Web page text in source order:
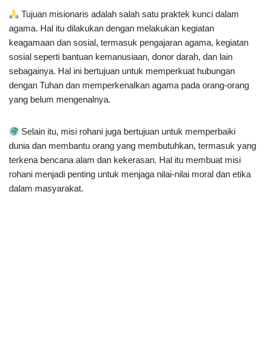
Tujuan misionaris adalah salah satu praktek kunci dalam
agama. Hal itu dilakukan dengan melakukan kegiatan
keagamaan dan sosial, termasuk pengajaran agama, kegiatan
sosial seperti bantuan kemanusiaan, donor darah, dan lain
sebagainya. Hal ini bertujuan untuk memperkuat hubungan
dengan Tuhan dan memperkenalkan agama pada orang-orang
yang belum mengenalnya.
Selain itu, misi rohani juga bertujuan untuk memperbaiki
dunia dan membantu orang yang membutuhkan, termasuk yang
terkena bencana alam dan kekerasan. Hal itu membuat misi
rohani menjadi penting untuk menjaga nilai-nilai moral dan etika
dalam masyarakat.